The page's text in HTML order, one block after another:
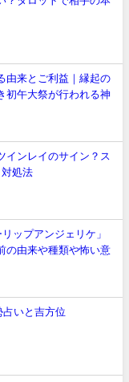
由来とご利益｜縁起の
初午大祭が行われる神
インレイのサイン？ス
処法
ップアンジェリケ」
の由来や種類や怖い意
占いと吉方位